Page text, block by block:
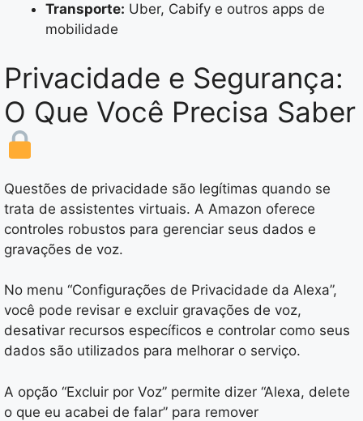
Transporte: Uber, Cabify e outros apps de
mobilidade
Privacidade e Segurança:
O Que Você Precisa Saber
Questões de privacidade são legítimas quando se
trata de assistentes virtuais. A Amazon oferece
controles robustos para gerenciar seus dados e
gravações de voz.
No menu “Configurações de Privacidade da Alexa”,
você pode revisar e excluir gravações de voz,
desativar recursos específicos e controlar como seus
dados são utilizados para melhorar o serviço.
A opção “Excluir por Voz” permite dizer “Alexa, delete
o que eu acabei de falar” para remover